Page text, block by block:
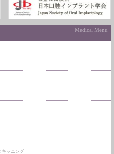
Medical Menu
キャニング